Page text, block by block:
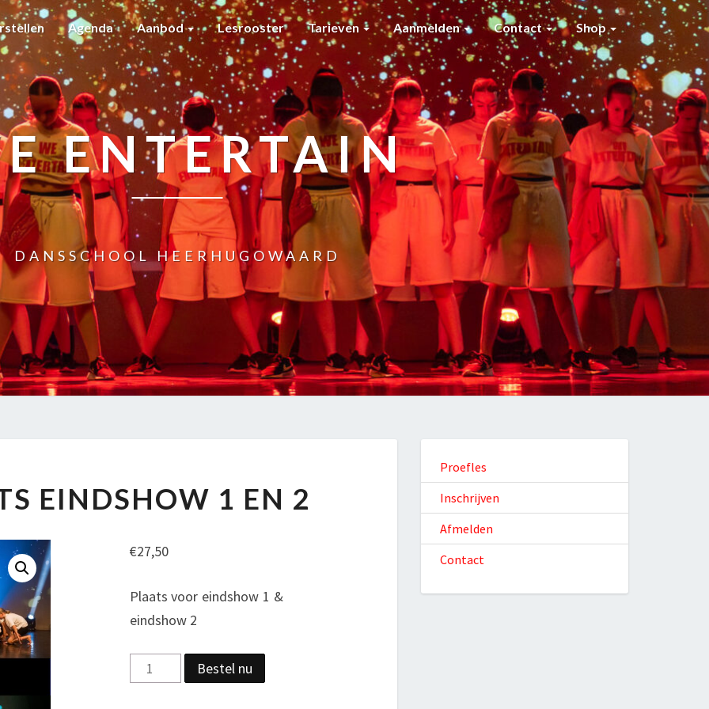
Agenda Aanbod Lesrooster Tarieven Aanmelden Contact Shop
ENTERTAIN
DANSSCHOOL HEERHUGOWAARD
EINDSHOW
EINDSHOW 1 EN 2
€27,50
Plaats voor eindshow 1 &
eindshow 2
Combiplaats
eindshow
Bestel nu
Proefles
Inschrijven
Afmelden
Contact